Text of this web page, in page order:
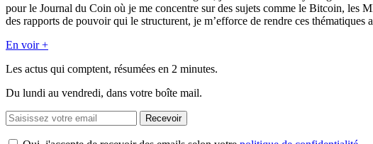
pour le Journal du Coin où je me concentre sur des sujets comme le Bitcoin, les
des rapports de pouvoir qui le structurent, je m’efforce de rendre ces
En voir +
Les actus qui comptent, résumées en 2 minutes.
Du lundi au vendredi, dans votre boîte mail.
Recevoir